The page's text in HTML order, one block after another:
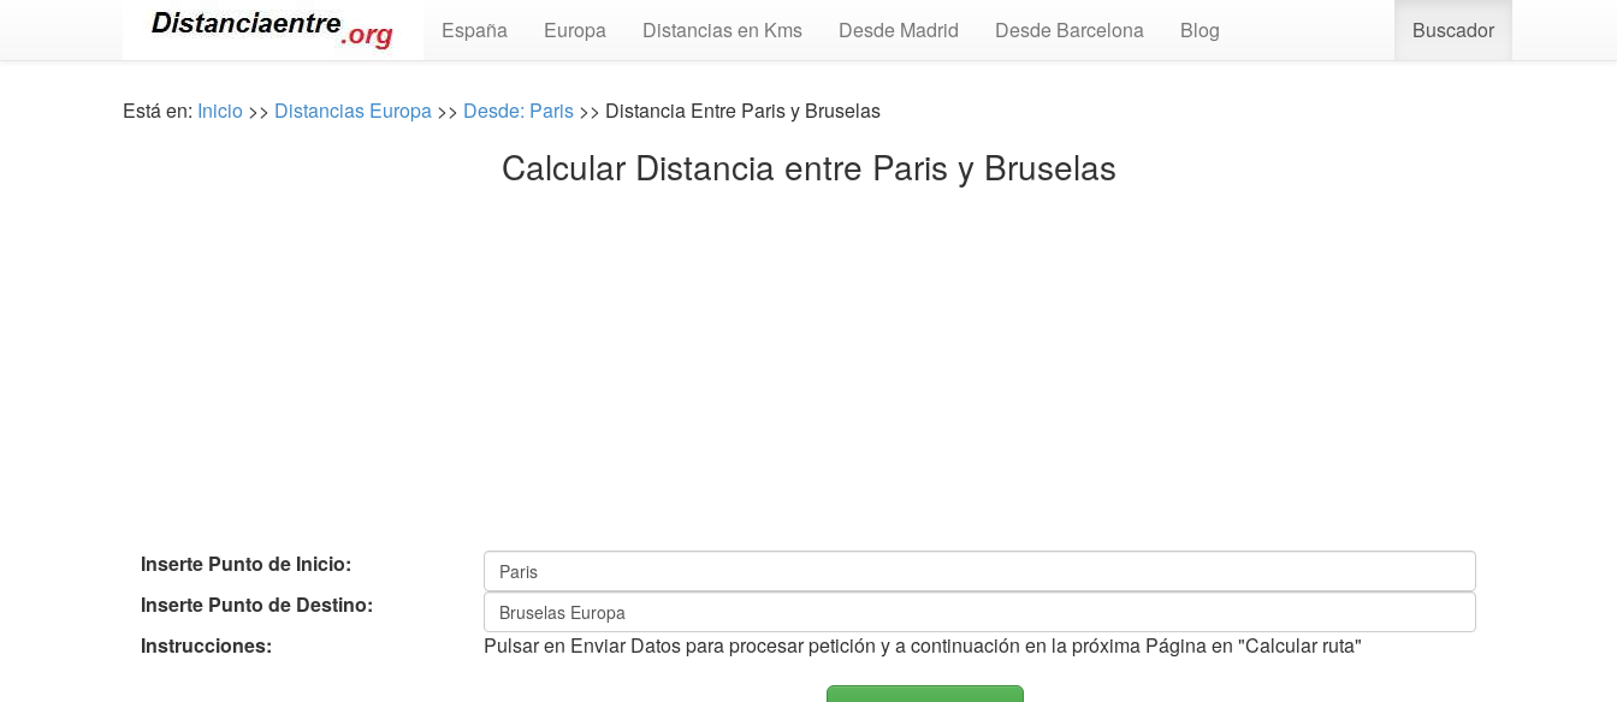
España Europa Distancias en Kms Desde Madrid Desde Barcelona Blog Buscador
Está en: Inicio >> Distancias Europa >> Desde: Paris >> Distancia Entre Paris y Bruselas
Calcular Distancia entre Paris y Bruselas
Inserte Punto de Inicio:
Inserte Punto de Destino:
Instrucciones:
Pulsar en Enviar Datos para procesar petición y a continuación en la próxima Página en "Calcular ruta"